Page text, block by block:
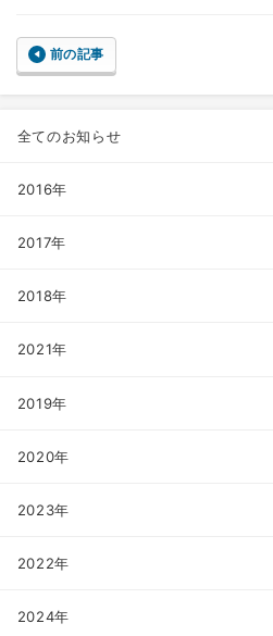
前の記事
全てのお知らせ
2016年
2017年
2018年
2021年
2019年
2020年
2023年
2022年
2024年